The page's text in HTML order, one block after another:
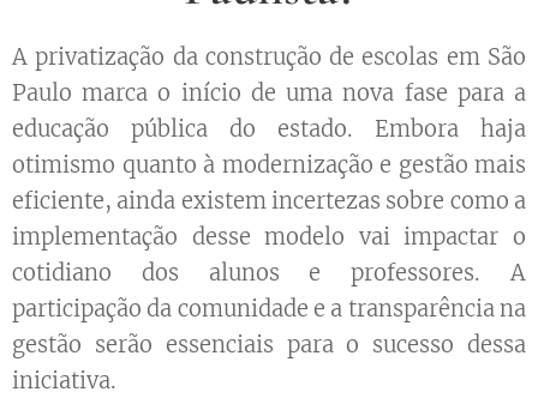
A privatização da construção de escolas em São
Paulo marca o início de uma nova fase para a
educação pública do estado. Embora haja
otimismo quanto à modernização e gestão mais
eficiente, ainda existem incertezas sobre como a
implementação desse modelo vai impactar o
cotidiano dos alunos e professores. A
participação da comunidade e a transparência na
gestão serão essenciais para o sucesso dessa
iniciativa.